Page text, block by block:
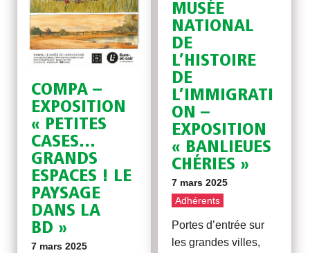
COMPA –
EXPOSITION
« PETITES
CASES…
GRANDS
ESPACES ! LE
PAYSAGE
DANS LA
BD »
7 mars 2025
MUSÉE
NATIONAL
DE
L’HISTOIRE
DE
L’IMMIGRATI
ON –
EXPOSITION
« BANLIEUES
CHÉRIES »
7 mars 2025
Adhérents
Portes d’entrée sur
les grandes villes,